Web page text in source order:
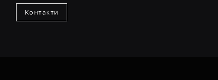
Контакти